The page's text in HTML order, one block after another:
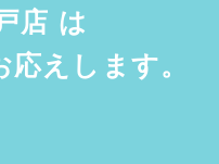
店 は
えします。